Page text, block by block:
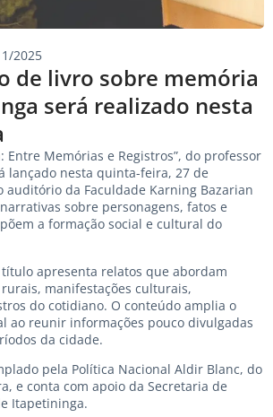
de livro sobre memória
será realizado nesta
2025
Entre Memórias e Registros”, do professor
lançado nesta quinta-feira, 27 de
auditório da Faculdade Karning Bazarian
sobre personagens, fatos e
a formação social e cultural do
título apresenta relatos que abordam
manifestações culturais,
do cotidiano. O conteúdo amplia o
ao reunir informações pouco divulgadas
da cidade.
pela Política Nacional Aldir Blanc, do
e conta com apoio da Secretaria de
Itapetininga.